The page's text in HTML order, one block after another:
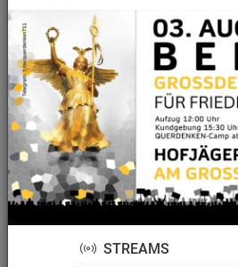
Demo Kalender
Alle Städte
Samstag, 26 September
STREAMS